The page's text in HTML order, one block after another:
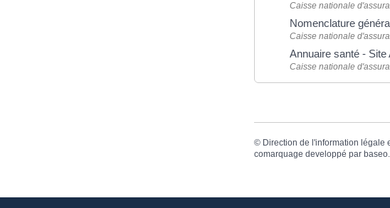
Caisse nationale
Nomenclature
Caisse nationale
Annuaire santé - Site
Caisse nationale
© Direction de l'information légale
comarquage developpé par